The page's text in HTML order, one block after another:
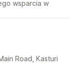
wsparcia w
Road, Kasturi